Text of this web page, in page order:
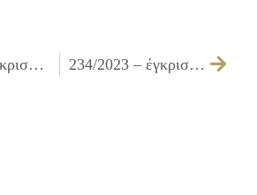
232/2023 – έγκριση πρακτικών δικαιολογητικών κατακύρωσης της επιτροπής διενέργειας του ανοιχτού ηλεκτρονικού διαγωνισμού κάτω των ορίων για την «Προμήθεια τροφίμων για τη λειτουργία του Κοινωνικού Παντοπωλείου του Δήμου Ιλίου για δώδεκα (12) μήνες» 234/2023 – έγκριση πρακτικών της επιτροπής διενέργειας ανοικτού ηλεκτρονικού διαγωνισμού κάτω των ορίων για την «Προμήθεια ανταλλακτικών και τακτική συντήρηση οργάνων παιδικών χαρών»